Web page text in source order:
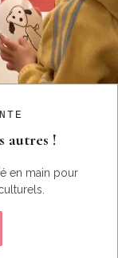
autres !
en main pour